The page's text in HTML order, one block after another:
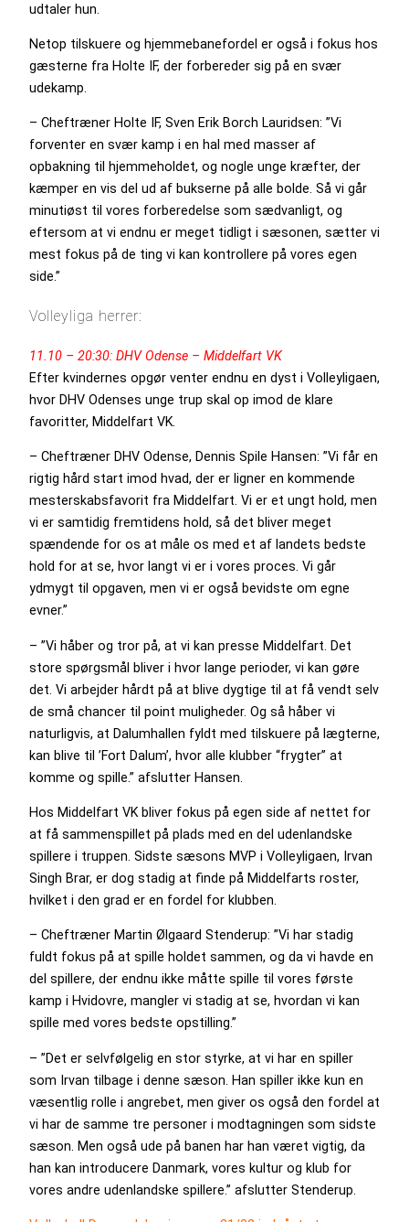
udtaler hun.
Netop tilskuere og hjemmebanefordel er også i fokus hos
gæsterne fra Holte IF, der forbereder sig på en svær
udekamp.
– Cheftræner Holte IF, Sven Erik Borch Lauridsen: ”Vi
forventer en svær kamp i en hal med masser af
opbakning til hjemmeholdet, og nogle unge kræfter, der
kæmper en vis del ud af bukserne på alle bolde. Så vi går
minutiøst til vores forberedelse som sædvanligt, og
eftersom at vi endnu er meget tidligt i sæsonen, sætter vi
mest fokus på de ting vi kan kontrollere på vores egen
side.”
Volleyliga herrer:
11.10 – 20:30: DHV Odense – Middelfart VK
Efter kvindernes opgør venter endnu en dyst i Volleyligaen,
hvor DHV Odenses unge trup skal op imod de klare
favoritter, Middelfart VK.
– Cheftræner DHV Odense, Dennis Spile Hansen: ”Vi får en
rigtig hård start imod hvad, der er ligner en kommende
mesterskabsfavorit fra Middelfart. Vi er et ungt hold, men
vi er samtidig fremtidens hold, så det bliver meget
spændende for os at måle os med et af landets bedste
hold for at se, hvor langt vi er i vores proces. Vi går
ydmygt til opgaven, men vi er også bevidste om egne
evner.”
– ”Vi håber og tror på, at vi kan presse Middelfart. Det
store spørgsmål bliver i hvor lange perioder, vi kan gøre
det. Vi arbejder hårdt på at blive dygtige til at få vendt selv
de små chancer til point muligheder. Og så håber vi
naturligvis, at Dalumhallen fyldt med tilskuere på lægterne,
kan blive til ’Fort Dalum’, hvor alle klubber “frygter” at
komme og spille.” afslutter Hansen.
Hos Middelfart VK bliver fokus på egen side af nettet for
at få sammenspillet på plads med en del udenlandske
spillere i truppen. Sidste sæsons MVP i Volleyligaen, Irvan
Singh Brar, er dog stadig at finde på Middelfarts roster,
hvilket i den grad er en fordel for klubben.
– Cheftræner Martin Ølgaard Stenderup: ”Vi har stadig
fuldt fokus på at spille holdet sammen, og da vi havde en
del spillere, der endnu ikke måtte spille til vores første
kamp i Hvidovre, mangler vi stadig at se, hvordan vi kan
spille med vores bedste opstilling.”
– ”Det er selvfølgelig en stor styrke, at vi har en spiller
som Irvan tilbage i denne sæson. Han spiller ikke kun en
væsentlig rolle i angrebet, men giver os også den fordel at
vi har de samme tre personer i modtagningen som sidste
sæson. Men også ude på banen har han været vigtig, da
han kan introducere Danmark, vores kultur og klub for
vores andre udenlandske spillere.” afslutter Stenderup.